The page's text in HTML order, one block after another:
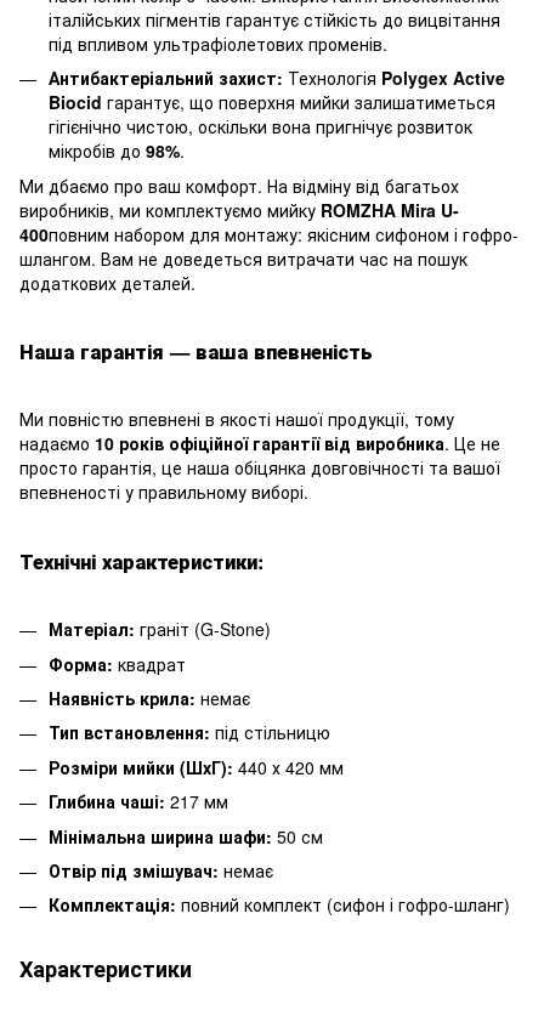
італійських пігментів гарантує стійкість до вицвітання
під впливом ультрафіолетових променів.
Антибактеріальний захист: Технологія Polygex Active
Biocid гарантує, що поверхня мийки залишатиметься
гігієнічно чистою, оскільки вона пригнічує розвиток
мікробів до 98%.
Ми дбаємо про ваш комфорт. На відміну від багатьох
виробників, ми комплектуємо мийку ROMZHA Mira U-
400повним набором для монтажу: якісним сифоном і гофро-
шлангом. Вам не доведеться витрачати час на пошук
додаткових деталей.
Наша гарантія — ваша впевненість
Ми повністю впевнені в якості нашої продукції, тому
надаємо 10 років офіційної гарантії від виробника. Це не
просто гарантія, це наша обіцянка довговічності та вашої
впевненості у правильному виборі.
Технічні характеристики:
Матеріал: граніт (G-Stone)
Форма: квадрат
Наявність крила: немає
Тип встановлення: під стільницю
Розміри мийки (ШхГ): 440 х 420 мм
Глибина чаші: 217 мм
Мінімальна ширина шафи: 50 см
Отвір під змішувач: немає
Комплектація: повний комплект (сифон і гофро-шланг)
Характеристики